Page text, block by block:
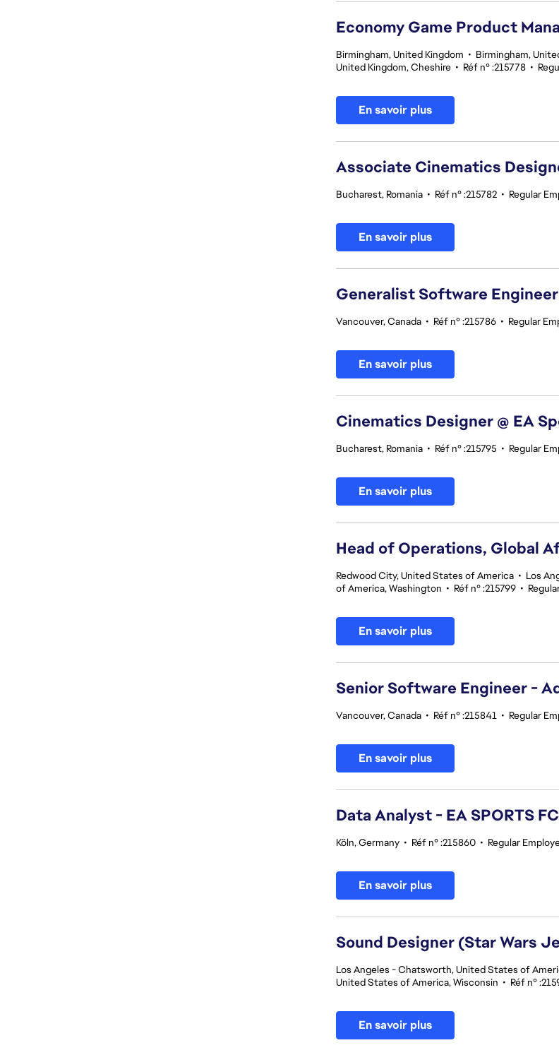
Economy Game Product
Birmingham, United Kingdom • Birmingham,
United Kingdom, Cheshire • Réf n° :215778 •
En savoir plus
Associate Cinematics
Bucharest, Romania • Réf n° :215782 • Regular
En savoir plus
Generalist Software
Vancouver, Canada • Réf n° :215786 • Regular
En savoir plus
Cinematics Designer @ EA
Bucharest, Romania • Réf n° :215795 • Regular
En savoir plus
Head of Operations, Global
Redwood City, United States of America • Los
of America, Washington • Réf n° :215799 •
En savoir plus
Senior Software Engineer -
Vancouver, Canada • Réf n° :215841 • Regular
En savoir plus
Data Analyst - EA SPORTS FC
Köln, Germany • Réf n° :215860 • Regular
En savoir plus
Sound Designer (Star Wars
Los Angeles - Chatsworth, United States of
United States of America, Wisconsin • Réf n°
En savoir plus